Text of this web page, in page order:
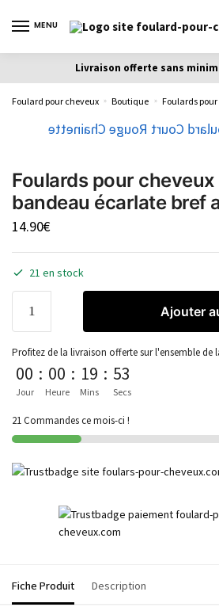
MENU
Livraison offerte sans
Foulard pour cheveux » Boutique » Foulards
Foulards pour cheveux
bandeau écarlate bref
14.90€
21 en stock
Ajouter
Profitez de la livraison offerte sur l'ensemble de
00
Jour
: 00
Heure
: 19
Mins
: 53
Secs
21 Commandes ce mois-ci !
Fiche Produit Description